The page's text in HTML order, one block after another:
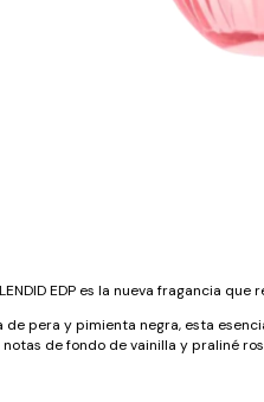
EDP es la nueva fragancia
pera y pimienta negra, esta
de fondo de vainilla y praliné